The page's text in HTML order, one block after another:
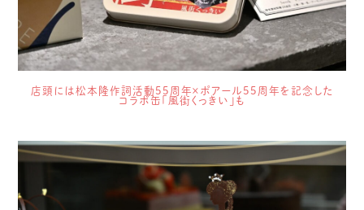
店頭には松本隆作詞活動55周年×ポアール55周年を記念した
コラボ缶「風街くっきい」も